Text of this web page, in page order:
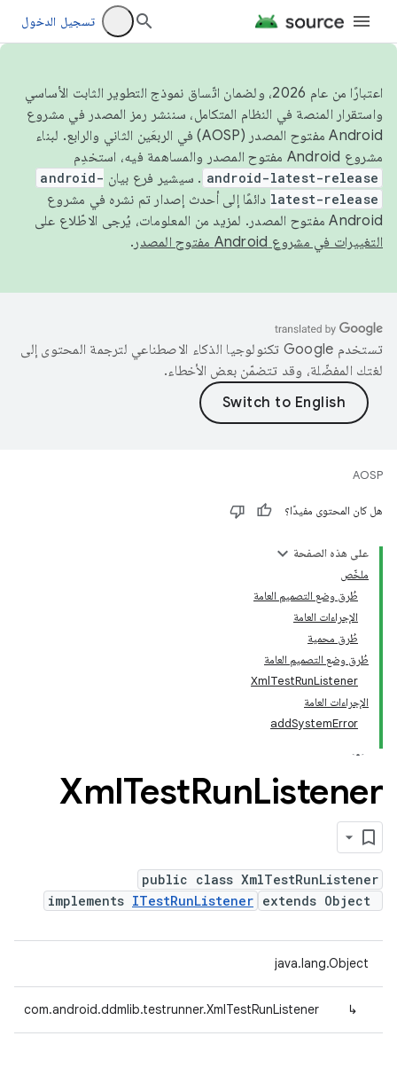
تسجيل الدخول
اعتبارًا من عام 2026، ولضمان اتّساق نموذج التطوير الثابت الأساسي
واستقرار المنصة في النظام المتكامل، سننشر رمز المصدر في مشروع
Android مفتوح المصدر (AOSP) في الربعَين الثاني والرابع. لبناء
مشروع Android مفتوح المصدر والمساهمة فيه، استخدِم
android-latest-release . سيشير فرع بيان android-
latest-release دائمًا إلى أحدث إصدار تم نشره في مشروع
Android مفتوح المصدر. لمزيد من المعلومات، يُرجى الاطّلاع على
التغييرات في مشروع Android مفتوح المصدر
.
تستخدم Google تكنولوجيا الذكاء الاصطناعي لترجمة المحتوى إلى
لغتك المفضّلة، وقد تتضمّن بعض الأخطاء.
AOSP
هل كان المحتوى مفيدًا؟
على هذه الصفحة
ملخّص
طُرق وضع التصميم العامة
الإجراءات العامة
طُرق محمية
طُرق وضع التصميم العامة
XmlTestRunListener
الإجراءات العامة
addSystemError
XmlTestRunListener
public class XmlTestRunListener
extends Object
implements ITestRunListener
java.lang.Object
↳
com.android.ddmlib.testrunner.XmlTestRunListener